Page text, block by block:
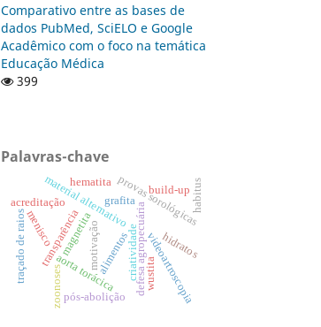
Comparativo entre as bases de
dados PubMed, SciELO e Google
Acadêmico com o foco na temática
Educação Médica
399
Palavras-chave
transparência
aorta torácica criatividade
material alternativo
motivação
zoonoses defesa agropecuária
provas sorológicas
wustita
videoartroscopia
menisco
acreditação
pós-abolição
hematita
alimentos
build-up
grafita
hidratos
magnetita
traçado de raios
habitus